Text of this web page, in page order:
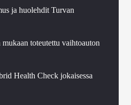
ja huolehdit Turvan
toteutettu vaihtoauton
Health Check jokaisessa